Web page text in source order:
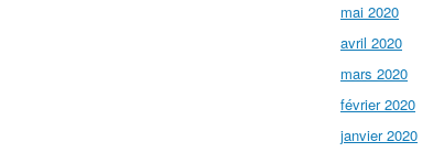
mai 2020
avril 2020
mars 2020
février 2020
janvier 2020